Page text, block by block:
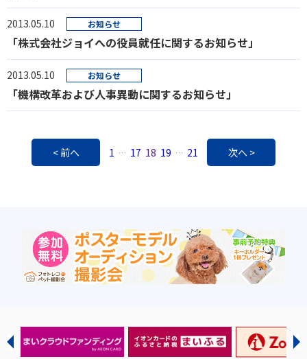
2013.05.10 お知らせ
「株式会社ジョイへの役員就任に関するお知らせ」
2013.05.10 お知らせ
「機構改革および人事異動に関するお知らせ」
< 前へ 1 … 17 18 19 … 21 次へ >